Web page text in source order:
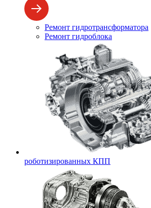
Ремонт гидротрансформатора
Ремонт гидроблока
роботизированных КПП